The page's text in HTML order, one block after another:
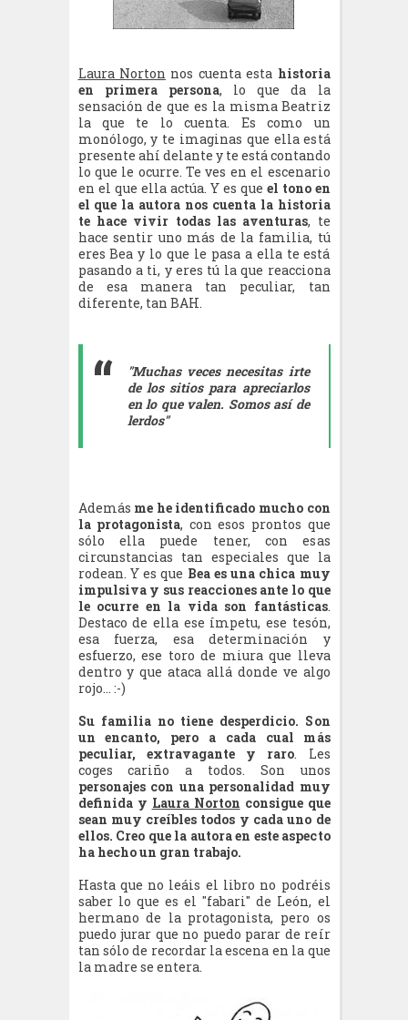
Laura Norton nos cuenta esta historia
en primera persona, lo que da la
sensación de que es la misma Beatriz
la que te lo cuenta. Es como un
monólogo, y te imaginas que ella está
presente ahí delante y te está contando
lo que le ocurre. Te ves en el escenario
en el que ella actúa. Y es que el tono en
el que la autora nos cuenta la historia
te hace vivir todas las aventuras, te
hace sentir uno más de la familia, tú
eres Bea y lo que le pasa a ella te está
pasando a ti, y eres tú la que reacciona
de esa manera tan peculiar, tan
diferente, tan BAH.
"Muchas veces necesitas irte
de los sitios para apreciarlos
en lo que valen. Somos así de
lerdos"
Además me he identificado mucho con
la protagonista, con esos prontos que
sólo ella puede tener, con esas
circunstancias tan especiales que la
rodean. Y es que Bea es una chica muy
impulsiva y sus reacciones ante lo que
le ocurre en la vida son fantásticas.
Destaco de ella ese ímpetu, ese tesón,
esa fuerza, esa determinación y
esfuerzo, ese toro de miura que lleva
dentro y que ataca allá donde ve algo
rojo... :-)
Su familia no tiene desperdicio. Son
un encanto, pero a cada cual más
peculiar, extravagante y raro. Les
coges cariño a todos. Son unos
personajes con una personalidad muy
definida y Laura Norton consigue que
sean muy creíbles todos y cada uno de
ellos. Creo que la autora en este aspecto
ha hecho un gran trabajo.
Hasta que no leáis el libro no podréis
saber lo que es el "fabari" de León, el
hermano de la protagonista, pero os
puedo jurar que no puedo parar de reír
tan sólo de recordar la escena en la que
la madre se entera.